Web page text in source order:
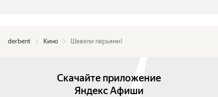
derbent Кино Шевели перьями!
Скачайте приложение
Яндекс Афиши